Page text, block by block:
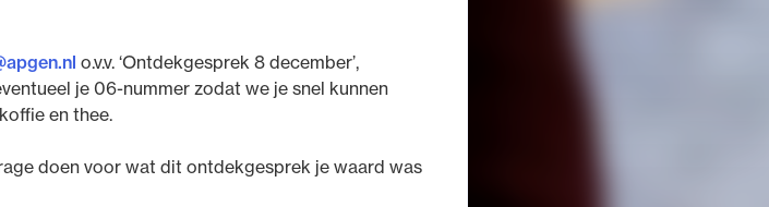
o.v.v. ‘Ontdekgesprek 8 december’,
je 06-nummer zodat we je snel kunnen
en thee.
doen voor wat dit ontdekgesprek je waard was